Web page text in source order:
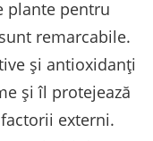
plante pentru
remarcabile.
și antioxidanți
și îl protejează
externi.